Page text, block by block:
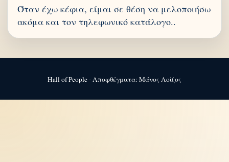
Όταν έχω κέφια, είμαι σε θέση να μελοποιήσω
ακόμα και τον τηλεφωνικό κατάλογο..
Hall of People - Αποφθέγματα: Μάνος Λοίζος